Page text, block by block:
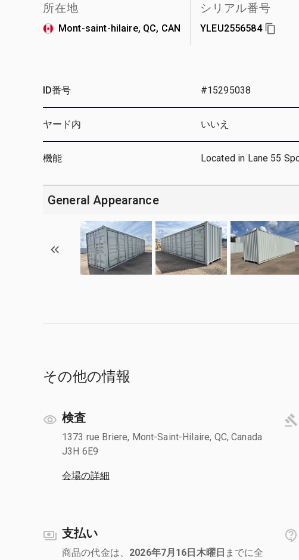
所在地
Mont-saint-hilaire, QC, CAN
シリアル番号
YLEU2556584
ID番号 #15295038
ヤード内 いいえ
機能 Located in Lane 55
General Appearance
その他の情報
検査
1373 rue Briere, Mont-Saint-Hilaire, QC, Canada
J3H 6E9
会場の詳細
支払い
商品の代金は、 2026年7月16日木曜日 までに全